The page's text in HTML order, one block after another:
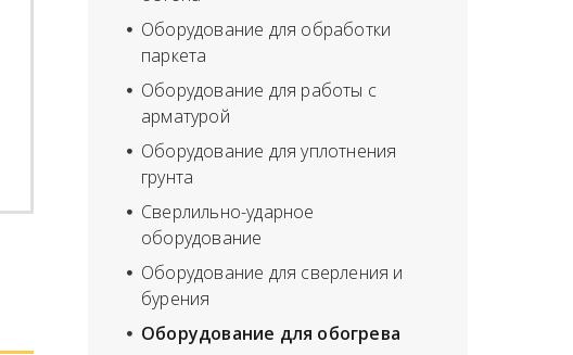
Оборудование для обработки
паркета
Оборудование для работы с
арматурой
Оборудование для уплотнения
грунта
Сверлильно-ударное
оборудование
Оборудование для сверления и
бурения
Оборудование для обогрева